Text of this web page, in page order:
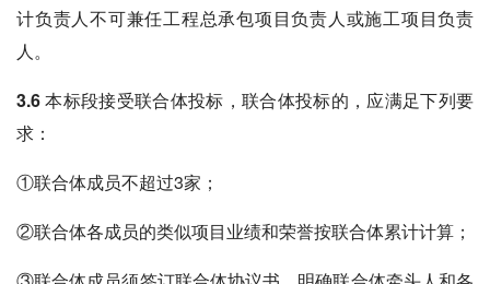
计负责人不可兼任工程总承包项目负责人或施工项目负责
人。
3.6 本标段接受联合体投标，联合体投标的，应满足下列要
求：
①联合体成员不超过3家；
②联合体各成员的类似项目业绩和荣誉按联合体累计计算；